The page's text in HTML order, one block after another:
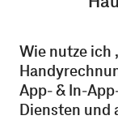
Wie nutze ich
App- & In-
Diensten und